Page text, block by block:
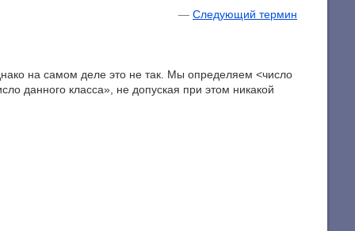
—Следующий термин
на самом деле это не так. Мы определяем <число
данного класса», не допуская при этом никакой